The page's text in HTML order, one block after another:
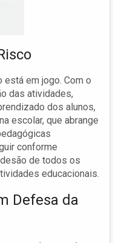
em jogo. Com o
das atividades,
dos alunos,
escolar, que abrange
conforme
de todos os
educacionais.
Defesa da